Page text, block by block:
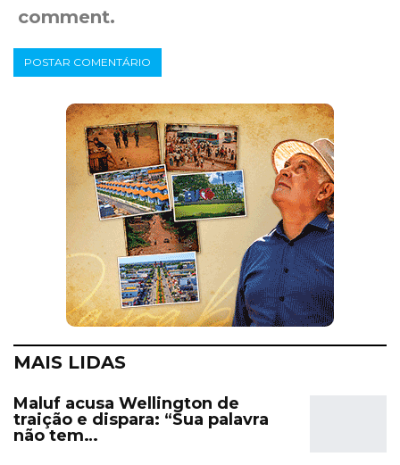
comment.
MAIS LIDAS
Maluf acusa Wellington de
traição e dispara: “Sua palavra
não tem…